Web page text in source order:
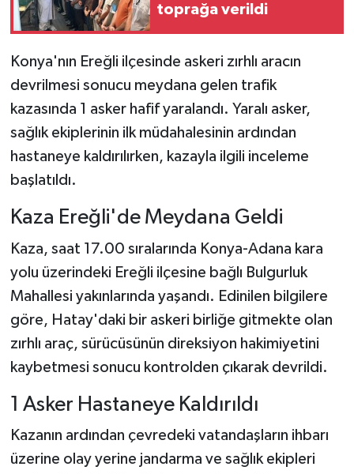
toprağa verildi
Konya'nın Ereğli ilçesinde askeri zırhlı aracın
devrilmesi sonucu meydana gelen trafik
kazasında 1 asker hafif yaralandı. Yaralı asker,
sağlık ekiplerinin ilk müdahalesinin ardından
hastaneye kaldırılırken, kazayla ilgili inceleme
başlatıldı.
Kaza Ereğli'de Meydana Geldi
Kaza, saat 17.00 sıralarında Konya-Adana kara
yolu üzerindeki Ereğli ilçesine bağlı Bulgurluk
Mahallesi yakınlarında yaşandı. Edinilen bilgilere
göre, Hatay'daki bir askeri birliğe gitmekte olan
zırhlı araç, sürücüsünün direksiyon hakimiyetini
kaybetmesi sonucu kontrolden çıkarak devrildi.
1 Asker Hastaneye Kaldırıldı
Kazanın ardından çevredeki vatandaşların ihbarı
üzerine olay yerine jandarma ve sağlık ekipleri
Yaşam
KAHRAMANMARAŞ